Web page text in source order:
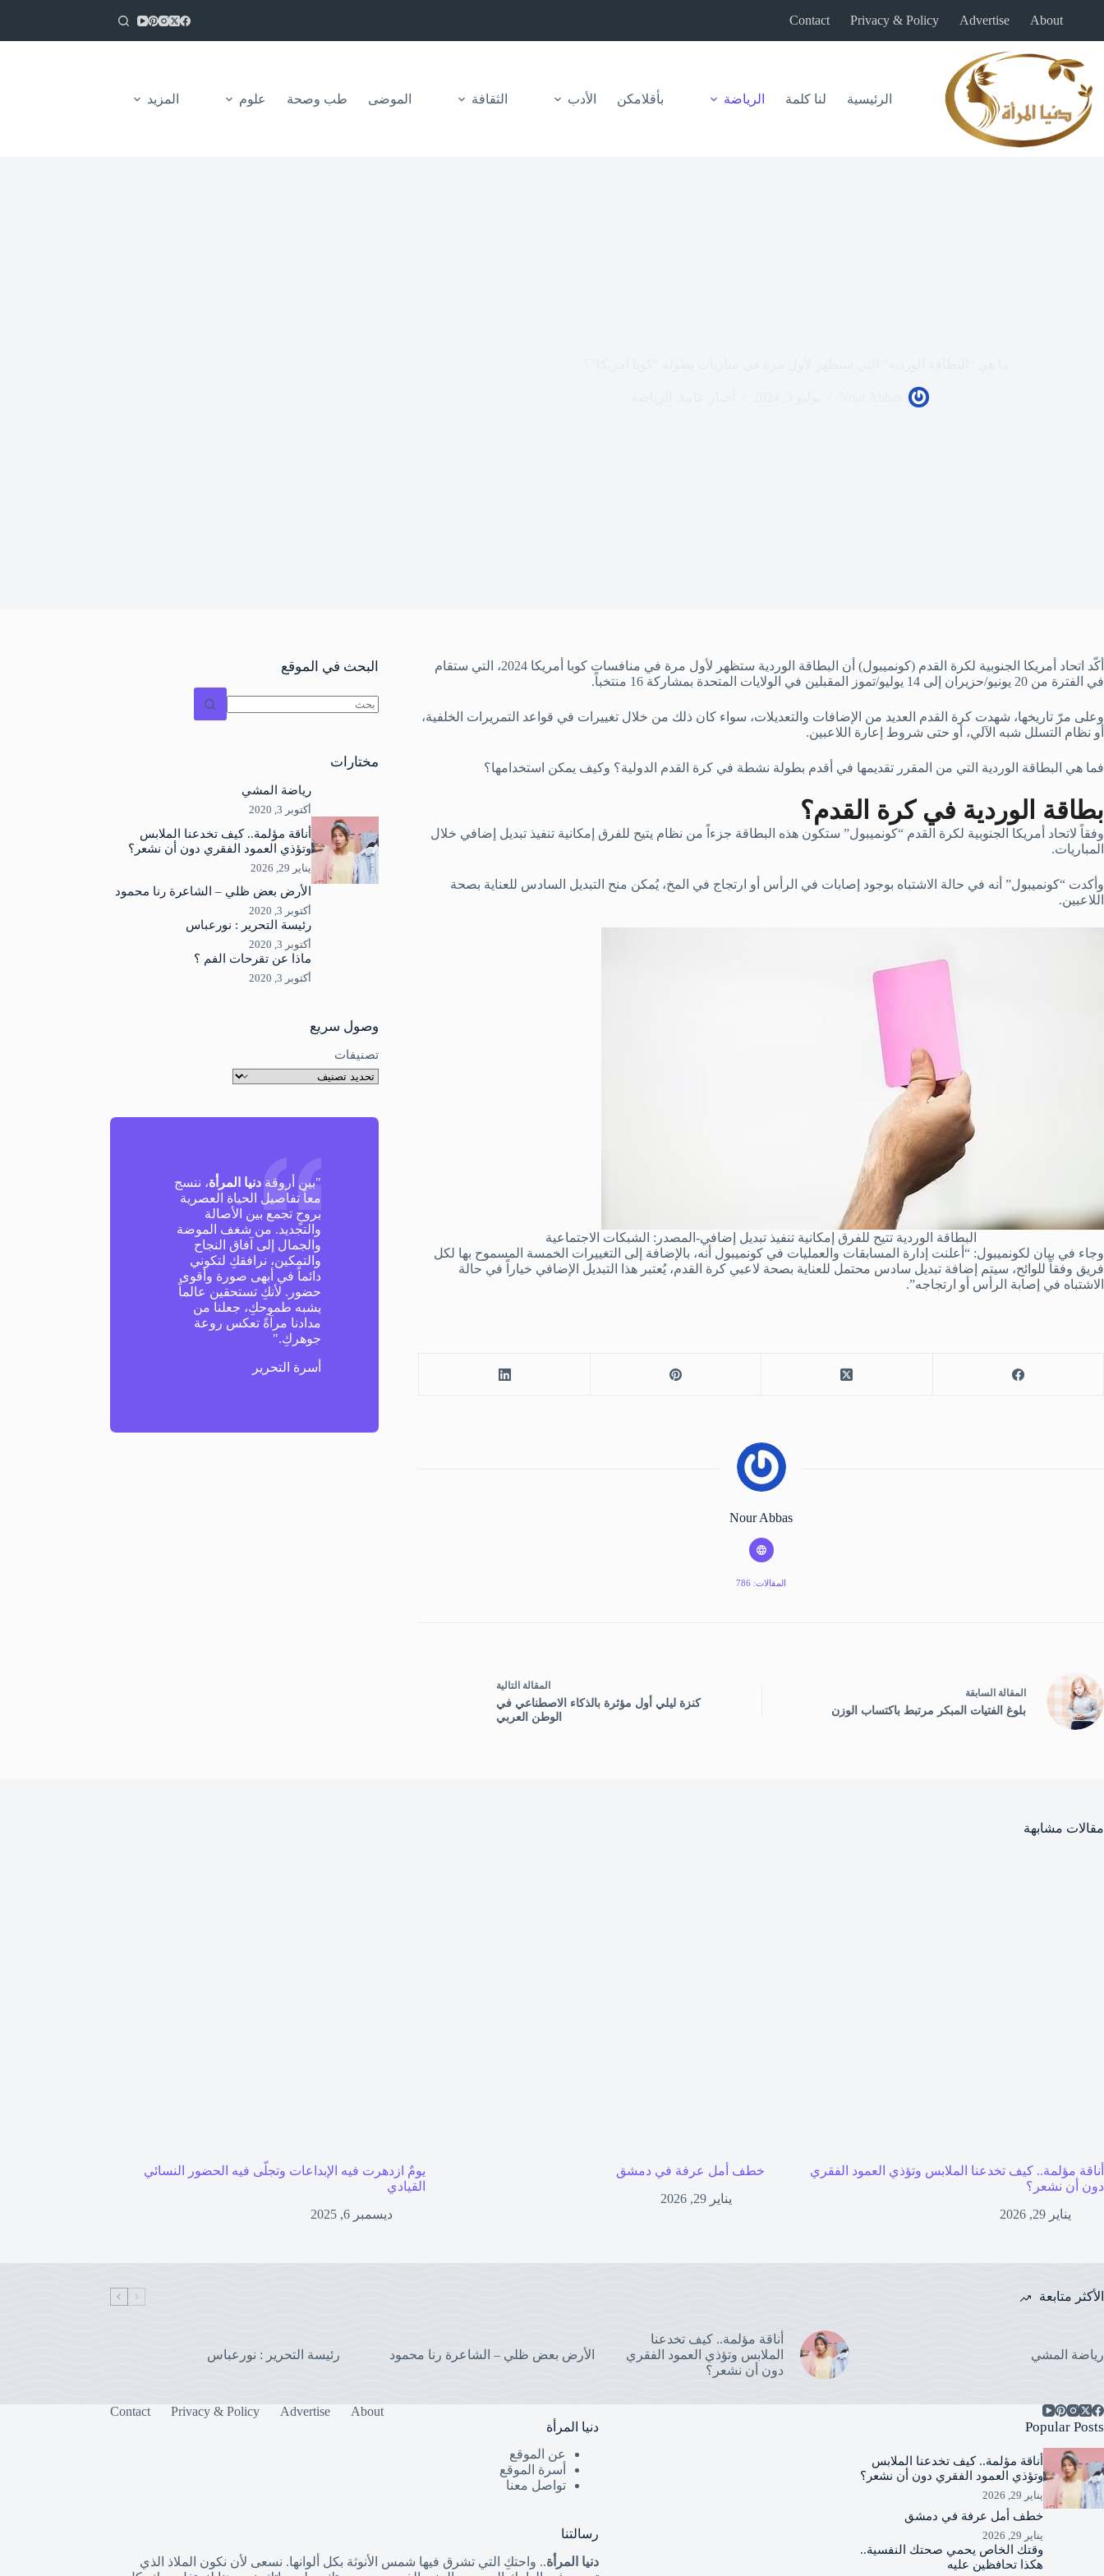
المحتوى
About
Advertise
Privacy & Policy
Contact
الرئيسية لنا كلمة الرياضة بأقلامكن الأدب الثقافة الموضى طب وصحة علوم المزيد
أكّد اتحاد أمريكا الجنوبية لكرة القدم (كونميبول) أن البطاقة الوردية ستظهر لأول مرة في منافسات كوبا أمريكا 2024، التي ستقام
في الفترة من 20 يونيو/حزيران إلى 14 يوليو/تموز المقبلين في الولايات المتحدة بمشاركة 16 منتخباً.
وعلى مرّ تاريخها، شهدت كرة القدم العديد من الإضافات والتعديلات، سواء كان ذلك من خلال تغييرات في قواعد التمريرات الخلفية،
أو نظام التسلل شبه الآلي، أو حتى شروط إعارة اللاعبين.
فما هي البطاقة الوردية التي من المقرر تقديمها في أقدم بطولة نشطة في كرة القدم الدولية؟ وكيف يمكن استخدامها؟
بطاقة الوردية في كرة القدم؟
وفقاً لاتحاد أمريكا الجنوبية لكرة القدم “كونميبول” ستكون هذه البطاقة جزءاً من نظام يتيح للفرق إمكانية تنفيذ تبديل إضافي خلال
المباريات.
وأكدت “كونميبول” أنه في حالة الاشتباه بوجود إصابات في الرأس أو ارتجاج في المخ، يُمكن منح التبديل السادس للعناية بصحة
اللاعبين.
البطاقة الوردية تتيح للفرق إمكانية تنفيذ تبديل إضافي-المصدر: الشبكات الاجتماعية
وجاء في بيان لكونميبول: “أعلنت إدارة المسابقات والعمليات في كونميبول أنه، بالإضافة إلى التغييرات الخمسة المسموح بها لكل
فريق وفقاً للوائح، سيتم إضافة تبديل سادس محتمل للعناية بصحة لاعبي كرة القدم، يُعتبر هذا التبديل الإضافي خياراً في حالة
الاشتباه في إصابة الرأس أو ارتجاجه”.
Nour Abbas
المقالات: 786
المقالة السابقة
بلوغ الفتيات المبكر مرتبط باكتساب الوزن
المقالة التالية
كنزة ليلي أول مؤثرة بالذكاء الاصطناعي في
الوطن العربي
البحث في الموقع
نتائج
مختارات
رياضة المشي
أكتوبر 3, 2020
أناقة مؤلمة.. كيف تخدعنا الملابس
وتؤذي العمود الفقري دون أن نشعر؟
يناير 29, 2026
الأرض بعض ظلي – الشاعرة رنا محمود
أكتوبر 3, 2020
رئيسة التحرير : نورعباس
أكتوبر 3, 2020
ماذا عن تقرحات الفم ؟
أكتوبر 3, 2020
وصول سريع
تصنيفات
"بين أروقةدنيا المرأة، ننسج
معاً تفاصيل الحياة العصرية
بروحٍ تجمع بين الأصالة
والتجديد. من شغف الموضة
والجمال إلى آفاق النجاح
والتمكين، نرافقكِ لتكوني
دائماً في أبهى صورة وأقوى
حضور. لأنكِ تستحقين عالماً
يشبه طموحكِ، جعلنا من
مدادنا مرآةً تعكس روعة
جوهركِ."
أسرة التحرير
مقالات مشابهة
أناقة مؤلمة.. كيف تخدعنا الملابس وتؤذي العمود الفقري
دون أن نشعر؟
يناير 29, 2026
خطف أمل عرفة في دمشق
يناير 29, 2026
يومٌ ازدهرت فيه الإبداعات وتجلّى فيه الحضور النسائي
القيادي
ديسمبر 6, 2025
الأكثر متابعة
رياضة المشي
أناقة مؤلمة.. كيف تخدعنا
الملابس وتؤذي العمود الفقري
دون أن نشعر؟
الأرض بعض ظلي – الشاعرة رنا محمود رئيسة التحرير : نورعباس
About
Advertise
Privacy & Policy
Contact
Popular Posts
أناقة مؤلمة.. كيف تخدعنا الملابس
وتؤذي العمود الفقري دون أن نشعر؟
يناير 29, 2026
خطف أمل عرفة في دمشق
يناير 29, 2026
وقتك الخاص يحمي صحتك النفسية..
هكذا تحافظين عليه
دنيا المرأة
عن الموقع
أسرة الموقع
تواصل معنا
رسالتنا
دنيا المرأة.. واحتكِ التي تشرق فيها شمس الأنوثة بكل ألوانها. نسعى لأن نكون الملاذ الذي